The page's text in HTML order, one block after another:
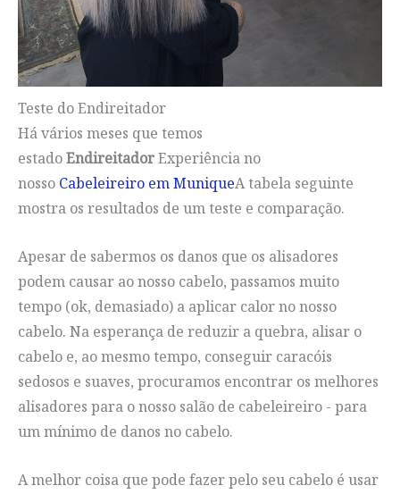
Teste do Endireitador
Há vários meses que temos
estadoEndireitadorExperiência no
nosso Cabeleireiro em MuniqueA tabela seguinte
mostra os resultados de um teste e comparação.
Apesar de sabermos os danos que os alisadores
podem causar ao nosso cabelo, passamos muito
tempo (ok, demasiado) a aplicar calor no nosso
cabelo. Na esperança de reduzir a quebra, alisar o
cabelo e, ao mesmo tempo, conseguir caracóis
sedosos e suaves, procuramos encontrar os melhores
alisadores para o nosso salão de cabeleireiro - para
um mínimo de danos no cabelo.
A melhor coisa que pode fazer pelo seu cabelo é usar